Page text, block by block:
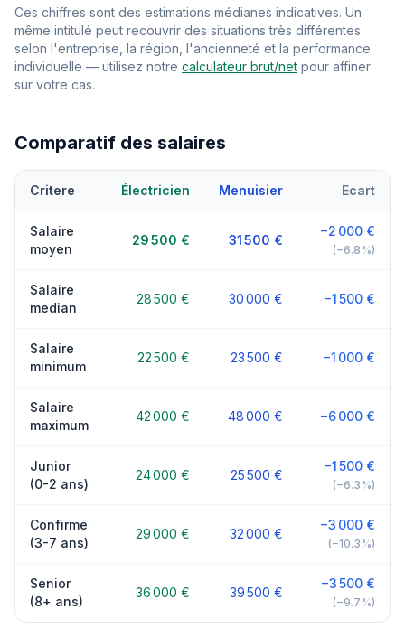
Ces chiffres sont des estimations médianes indicatives. Un
même intitulé peut recouvrir des situations très différentes
selon l'entreprise, la région, l'ancienneté et la performance
individuelle — utilisez notre calculateur brut/net pour affiner
sur votre cas.
Comparatif des salaires
Critere Électricien Menuisier Ecart
Salaire
moyen
29 500 € 31 500 €
−2 000 €
(−6.8%)
Salaire
median
28 500 € 30 000 € −1 500 €
Salaire
minimum
22 500 € 23 500 € −1 000 €
Salaire
maximum
42 000 € 48 000 € −6 000 €
Junior
(0-2 ans)
24 000 € 25 500 €
−1 500 €
(−6.3%)
Confirme
(3-7 ans)
29 000 € 32 000 €
−3 000 €
(−10.3%)
Senior
(8+ ans)
36 000 € 39 500 €
−3 500 €
(−9.7%)